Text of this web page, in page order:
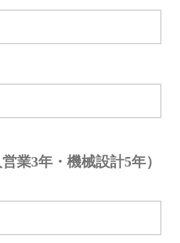
営業3年・機械設計5年）